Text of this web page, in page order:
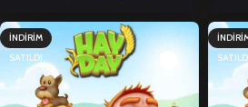
İNDIRIM
SATILDI